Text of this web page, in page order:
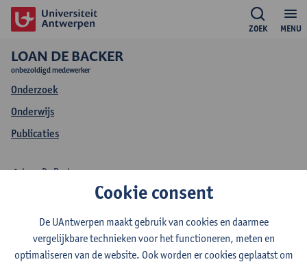
MENU
ZOEK
LOAN DE BACKER
onbezoldigd medewerker
Onderzoek
Onderwijs
Publicaties
Onderzoek Loan De
Backer
Loan De Backer
Cookie consent
De UAntwerpen maakt gebruik van cookies en daarmee
vergelijkbare technieken voor het functioneren, meten en
optimaliseren van de website. Ook worden er cookies geplaatst om